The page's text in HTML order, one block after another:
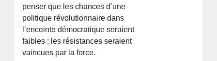
penser que les chances d’une
politique révolutionnaire dans
l’enceinte démocratique seraient
faibles ; les résistances seraient
vaincues par la force.